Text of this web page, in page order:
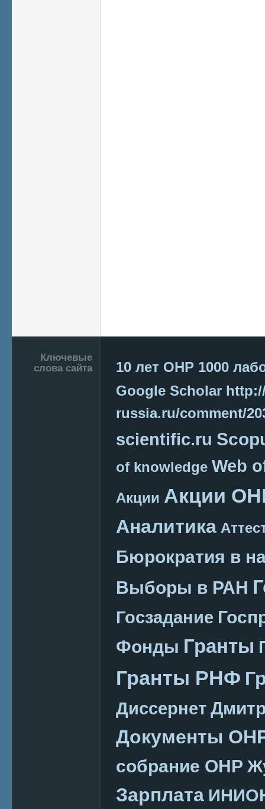
Подвал
Ключевые
слова сайта
10 лет ОНР 1000
Google Scholar
russia.ru/comment/
scientific.ru
of knowledge Web
Акции Акции
Аналитика
Бюрократия в
Выборы в РАН
Госзадание
Фонды Гранты
Гранты РНФ
Диссернет
Документы
собрание ОНР
Зарплата